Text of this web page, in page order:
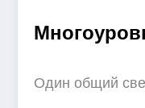
Один общий